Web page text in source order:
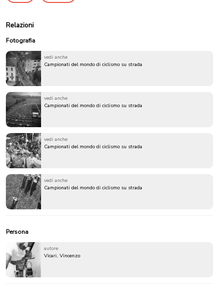
Relazioni
Fotografia
vedi anche
Campionati del mondo di ciclismo su strada
vedi anche
Campionati del mondo di ciclismo su strada
vedi anche
Campionati del mondo di ciclismo su strada
vedi anche
Campionati del mondo di ciclismo su strada
Persona
autore
Vicari, Vincenzo